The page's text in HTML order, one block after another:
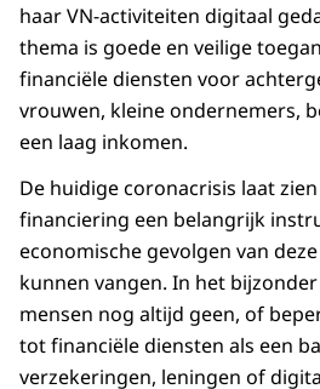
haar VN-activiteiten digitaal
thema is goede en veilige
financiële diensten voor
vrouwen, kleine ondernemers,
een laag inkomen.
De huidige coronacrisis laat
financiering een belangrijk
economische gevolgen van
kunnen vangen. In het
mensen nog altijd geen, of
tot financiële diensten als een
verzekeringen, leningen of